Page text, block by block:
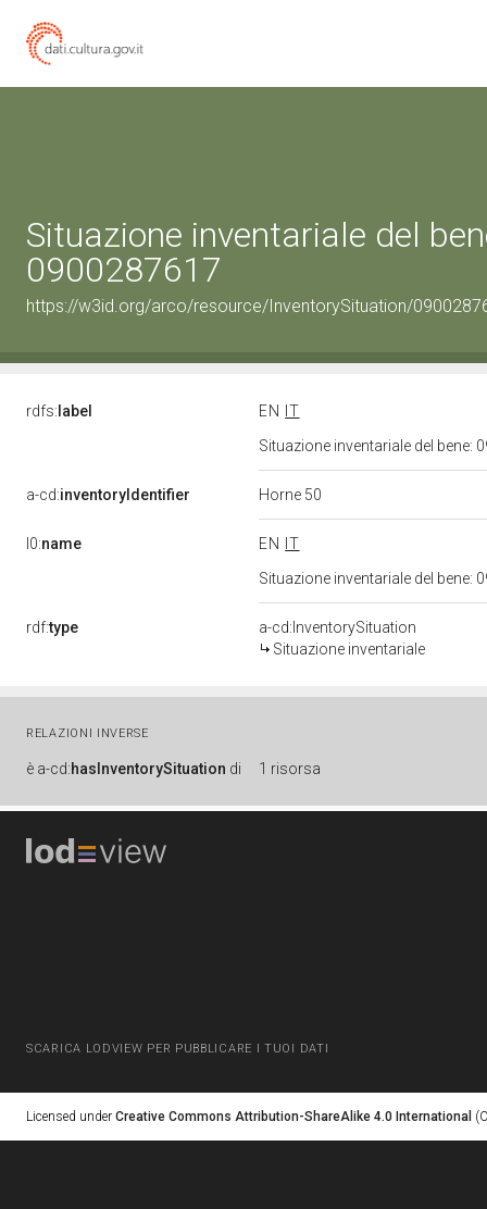
Situazione inventariale del
0900287617
https://w3id.org/arco/resource/InventorySituation/
rdfs: label EN
IT
Situazione inventariale del bene:
a-cd:inventoryIdentifier Horne 50
l0:name EN
IT
Situazione inventariale del bene:
rdf:type
a-cd:InventorySituation
Situazione inventariale
RELAZIONI INVERSE
è a-cd:hasInventorySituation di 1 risorsa
SCARICA LODVIEW PER PUBBLICARE I TUOI DATI
Licensed under Creative Commons Attribution-ShareAlike 4.0 International